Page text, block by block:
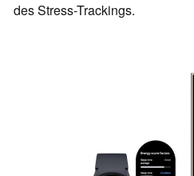
des Stress-Trackings.